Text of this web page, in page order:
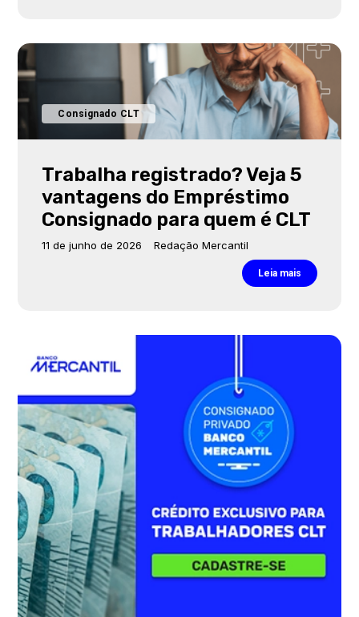
Consignado CLT
Trabalha registrado? Veja 5
vantagens do Empréstimo
Consignado para quem é CLT
11 de junho de 2026 Redação Mercantil
Leia mais